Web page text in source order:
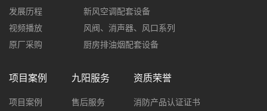
发展历程
视频播放
原厂采购
新风空调配套设备
风阀、消声器、风口系列
厨房排油烟配套设备
项目案例
项目案例
九阳服务
售后服务
资质荣誉
消防产品认证证书